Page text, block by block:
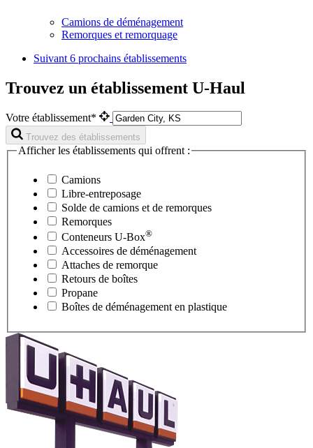
Camions de déménagement
Remorques et remorquage
Suivant 6 prochains établissements
Trouvez un établissement U-Haul
Votre établissement*
Trouvez des établissements
Afficher les établissements qui offrent :
Camions
Libre-entreposage
Solde de camions et de remorques
Remorques
Conteneurs U-Box®
Accessoires de déménagement
Attaches de remorque
Retours de boîtes
Propane
Boîtes de déménagement en plastique